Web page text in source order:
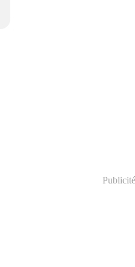
Publicité